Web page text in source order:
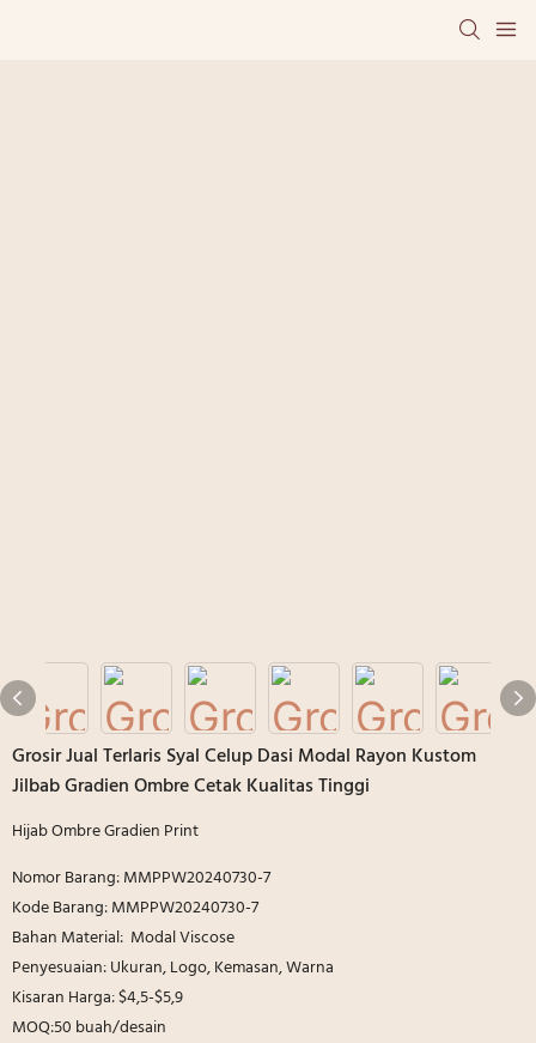
Grosir Jual Terlaris Syal Celup Dasi Modal Rayon Kustom
Jilbab Gradien Ombre Cetak Kualitas Tinggi
Hijab Ombre Gradien Print
Nomor Barang: MMPPW20240730-7
Kode Barang: MMPPW20240730-7
Bahan Material: Modal Viscose
Penyesuaian: Ukuran, Logo, Kemasan, Warna
Kisaran Harga: $4,5-$5,9
MOQ:50 buah/desain